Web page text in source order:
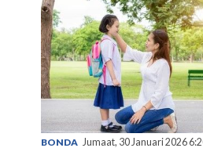
BONDA Jumaat, 30 Januari 2026